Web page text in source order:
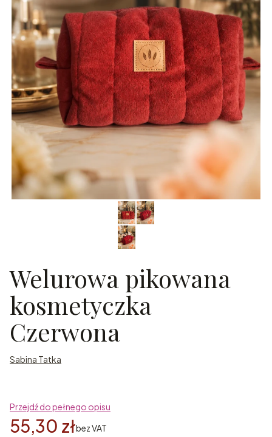
Welurowa pikowana
kosmetyczka
Czerwona
Sabina Tatka
Przejdź do pełnego opisu
55,30 złbez VAT